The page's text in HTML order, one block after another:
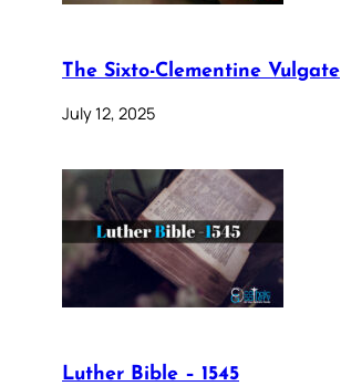
The Sixto-Clementine Vulgate
July 12, 2025
Luther Bible – 1545